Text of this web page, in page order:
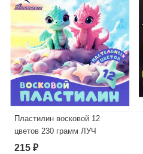
Пластилин восковой 12
цветов 230 грамм ЛУЧ
ФАНТАЗИЯ пастельный
215 ₽